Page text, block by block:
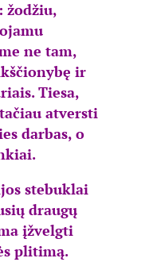
žodžiu,
ne tam,
ir
Tiesa,
atversti
darbas, o
stebuklai
draugų
įžvelgti
plitimą.